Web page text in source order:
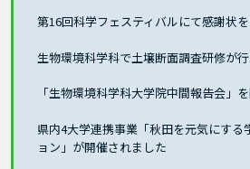
第16回科学フェスティバルにて感謝状
生物環境科学科で土壌断面調査研修が
「生物環境科学科大学院中間報告会」
県内4大学連携事業「秋田を元気にする
ョン」が開催されました